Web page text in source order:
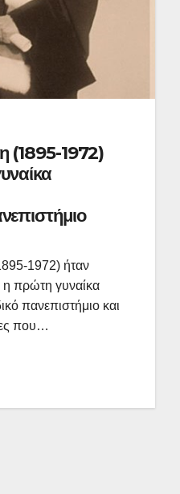
(1895-1972)
1972) ήταν
η πρώτη γυναίκα
πανεπιστήμιο και
που…